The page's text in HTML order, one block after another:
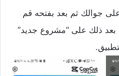
على جوالك ثم بعد بفتحه قم
بعد ذلك على “مشروع جديد”